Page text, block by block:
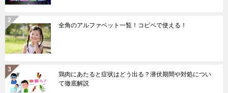
全角のアルファベット一覧！コピペで使える！
鶏肉にあたると症状はどう出る？潜伏期間や対処につい
て徹底解説